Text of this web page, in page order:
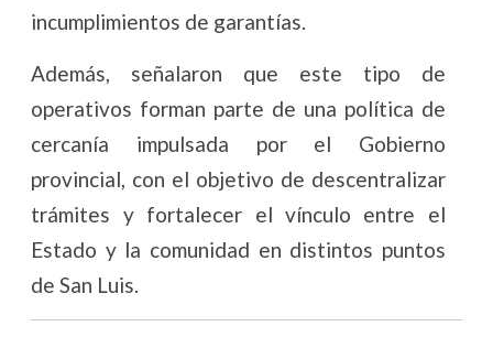
incumplimientos de garantías.
Además, señalaron que este tipo de
operativos forman parte de una política de
cercanía impulsada por el Gobierno
provincial, con el objetivo de descentralizar
trámites y fortalecer el vínculo entre el
Estado y la comunidad en distintos puntos
de San Luis.